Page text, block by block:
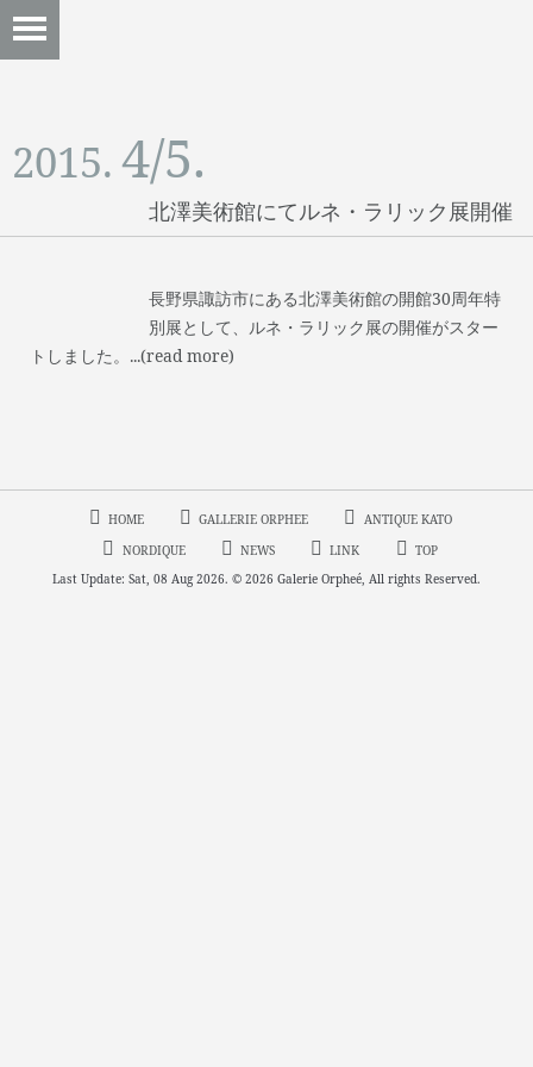
2015.4/5.
北澤美術館にてルネ・ラリック展開催
長野県諏訪市にある北澤美術館の開館30周年特
別展として、ルネ・ラリック展の開催がスター
トしました。...(read more)
HOME GALLERIE ORPHEE
ANTIQUE KATO
NORDIQUE
NEWS LINK
TOP
Last Update: Sat, 08 Aug 2026. © 2026 Galerie Orpheé, All rights Reserved.